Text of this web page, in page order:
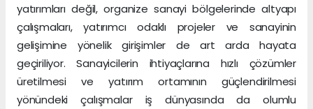
yatırımları değil, organize sanayi bölgelerinde altyapı
çalışmaları, yatırımcı odaklı projeler ve sanayinin
gelişimine yönelik girişimler de art arda hayata
geçiriliyor. Sanayicilerin ihtiyaçlarına hızlı çözümler
üretilmesi ve yatırım ortamının güçlendirilmesi
yönündeki çalışmalar iş dünyasında da olumlu